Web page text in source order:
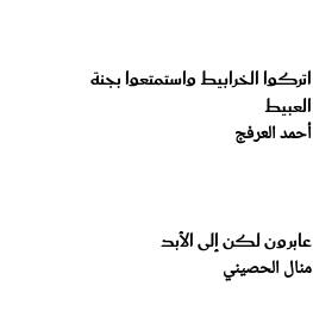
اتركوا الخرابيط واستمتعوا بجنة
العبيط
أحمد العرفج
عابرون لكن إلى الأبد
منال الحصيني